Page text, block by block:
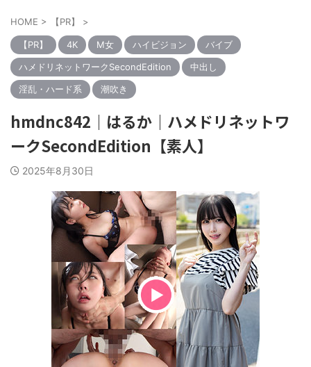
HOME > 【PR】 >
【PR】 4K M女 ハイビジョン
バイブ
ハメドリネットワークSecondEdition
中出し
淫乱・ハード系
潮吹き
hmdnc842｜はるか｜ハメドリネットワ
ークSecondEdition【素人】
2025年8月30日